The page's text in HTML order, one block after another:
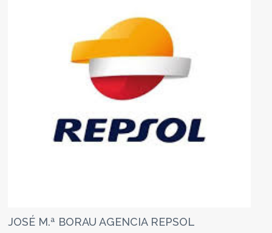
JOSÉ M.ª BORAU AGENCIA REPSOL